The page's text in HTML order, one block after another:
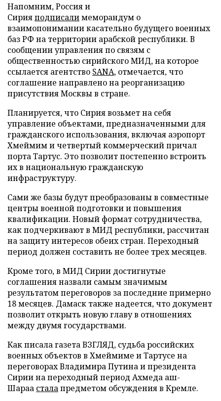
Напомним, Россия и
Сирияподписалимеморандум о
взаимопонимании касательно будущего военных
баз РФ на территории арабской республики. В
сообщении управления по связям с
общественностью сирийского МИД, на которое
ссылается агентство SANA, отмечается, что
соглашение направлено на реорганизацию
присутствия Москвы в стране.
Планируется, что Сирия возьмет на себя
управление объектами, предназначенными для
гражданского использования, включая аэропорт
Хмеймим и четвертый коммерческий причал
порта Тартус. Это позволит постепенно встроить
их в национальную гражданскую
инфраструктуру.
Сами же базы будут преобразованы в совместные
центры военной подготовки и повышения
квалификации. Новый формат сотрудничества,
как подчеркивают в МИД республики, рассчитан
на защиту интересов обеих стран. Переходный
период должен составить не более трех месяцев.
Кроме того, в МИД Сирии достигнутые
соглашения назвали самым значимым
результатом переговоров за последние примерно
18 месяцев. Дамаск также надеется, что документ
позволит открыть новую главу в отношениях
между двумя государствами.
Как писала газета ВЗГЛЯД, судьба российских
военных объектов в Хмеймиме и Тартусе на
переговорах Владимира Путина и президента
Сирии на переходный период Ахмеда аш-
Шараа сталапредметом обсуждения в Кремле.